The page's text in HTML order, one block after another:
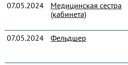
07.05.2024
Медицинская сестра
(кабинета)
07.05.2024
Фельдшер